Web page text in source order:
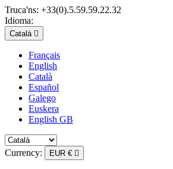
Truca'ns: +33(0).5.59.59.22.32
Idioma:
Català 
Français
English
Català
Español
Galego
Euskera
English GB
Currency: EUR € 